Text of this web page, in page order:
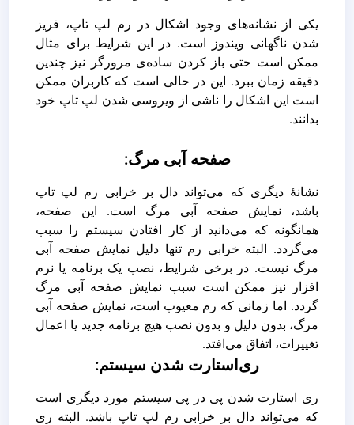
یکی از نشانه‌های وجود اشکال در رم لپ تاپ، فریز
شدن ناگهانی ویندوز است. در این شرایط برای مثال
ممکن است حتی باز کردن ساده‌ی مرورگر نیز چندین
دقیقه زمان ببرد. این در حالی است که کاربران ممکن
است این اشکال را ناشی از ویروسی شدن لپ تاپ خود
بدانند.
صفحه آبی مرگ:
نشانۀ دیگری که می‌تواند دال بر خرابی رم لپ تاپ
باشد، نمایش صفحه آبی مرگ است. این صفحه،
همانگونه که می‌دانید از کار افتادن سیستم را سبب
می‌گردد. البته خرابی رم تنها دلیل نمایش صفحه آبی
مرگ نیست. در برخی شرایط، نصب یک برنامه یا نرم
افزار نیز ممکن است سبب نمایش صفحه آبی مرگ
گردد. اما زمانی که رم معیوب است، نمایش صفحه آبی
مرگ، بدون دلیل و بدون نصب هیچ برنامه جدید یا اعمال
تغییرات، اتفاق می‌افتد.
ری‌استارت شدن سیستم:
ری استارت شدن پی در پی سیستم مورد دیگری است
که می‌تواند دال بر خرابی رم لپ تاپ باشد. البته ری